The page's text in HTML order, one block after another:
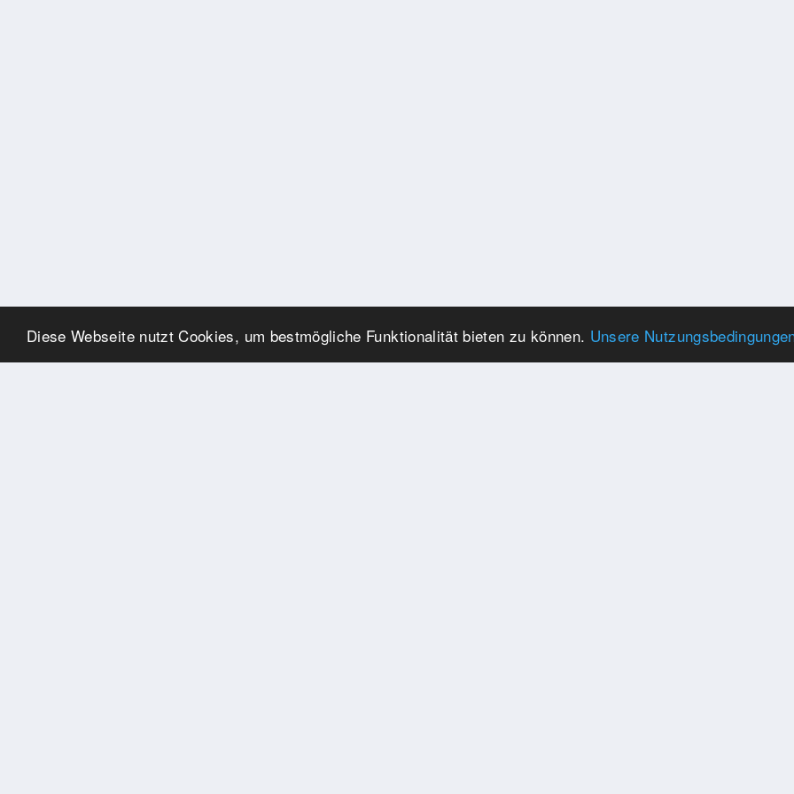
Diese Webseite nutzt Cookies, um bestmögliche Funktionalität bieten zu können. Unsere